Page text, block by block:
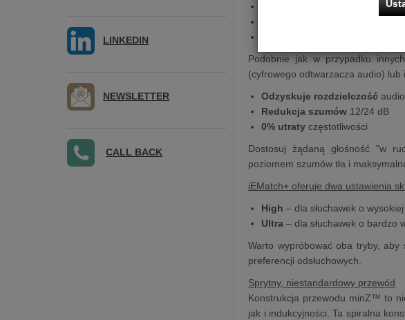
zakres dynamiki
Podobnie jak w przypadku
(cyfrowego odtwarzacza audio) lub
Odzyskuje rozdzielczość
Redukcja szumów 12/24 dB
0% utraty częstotliwości
Dostosuj żądaną głośność "w
poziomem szumów tła i
iEMatch+ oferuje dwa ustawienia
High – dla słuchawek o
Ultra – dla słuchawek o bardzo
Warto wypróbować oba tryby, aby
preferencji odsłuchowych.
Sprytny, niestandardowy przewód
Konstrukcja przewodu minZ™ to
jak i indukcyjności. Ta spiralna
LINKEDIN
NEWSLETTER
CALL BACK